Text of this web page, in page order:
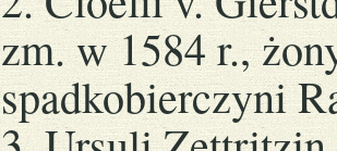
zm. w 1584 r.,
spadkobierczyni